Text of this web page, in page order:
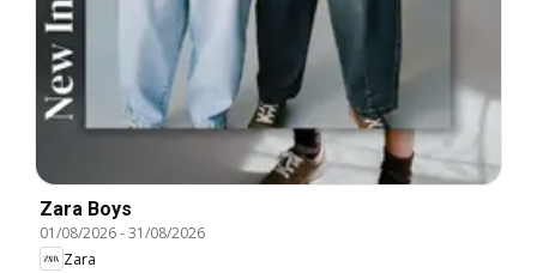
Zara Boys
01/08/2026-31/08/2026
Zara